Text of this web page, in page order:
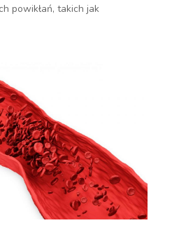
powikłań, takich jak